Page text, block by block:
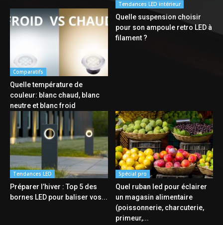
Comparatifs
Quelle température de
couleur: blanc chaud, blanc
neutre et blanc froid
Tendances LED intérieur
Quelle suspension choisir
pour son ampoule retro LED à
filament ?
Tendances LED
Préparer l’hiver : Top 5 des
bornes LED pour baliser vos...
Spécial pro
Quel ruban led pour éclairer
un magasin alimentaire
(poissonnerie, charcuterie,
primeur,...